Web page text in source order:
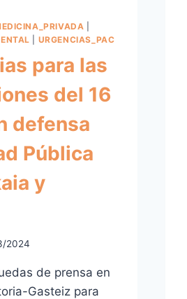
URGENCIAS_PAC
para las
del 16
defensa
Pública
y
2024
de prensa en
Gasteiz para